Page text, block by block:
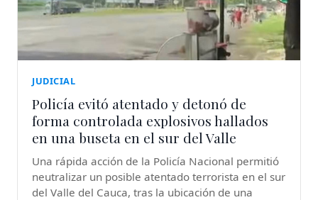
JUDICIAL
Policía evitó atentado y detonó de
forma controlada explosivos hallados
en una buseta en el sur del Valle
Una rápida acción de la Policía Nacional permitió
neutralizar un posible atentado terrorista en el sur
del Valle del Cauca, tras la ubicación de una